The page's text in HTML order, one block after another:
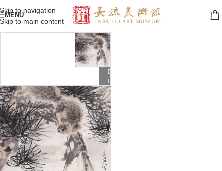
Skip to navigation
Skip to main content
MENU